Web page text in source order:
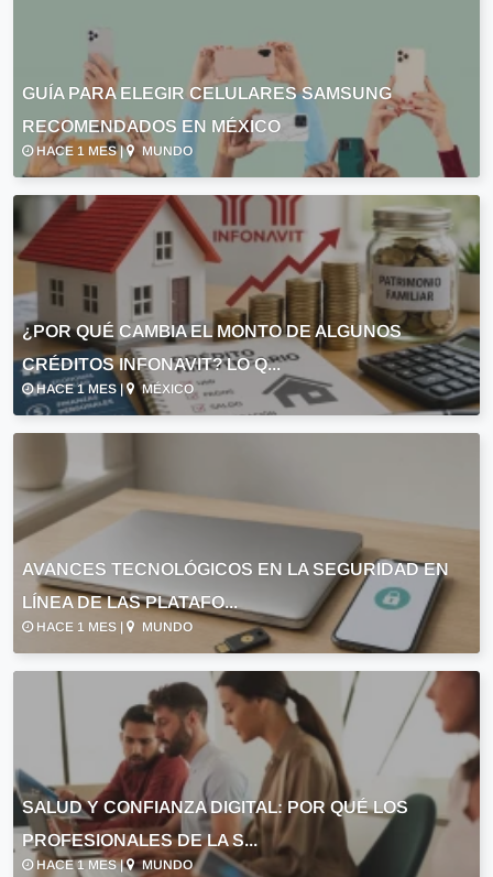
GUÍA PARA ELEGIR CELULARES SAMSUNG
RECOMENDADOS EN MÉXICO
HACE 1 MES | MUNDO
¿POR QUÉ CAMBIA EL MONTO DE ALGUNOS
CRÉDITOS INFONAVIT? LO Q...
HACE 1 MES | MÉXICO
AVANCES TECNOLÓGICOS EN LA SEGURIDAD EN
LÍNEA DE LAS PLATAFO...
HACE 1 MES | MUNDO
SALUD Y CONFIANZA DIGITAL: POR QUÉ LOS
PROFESIONALES DE LA S...
HACE 1 MES | MUNDO